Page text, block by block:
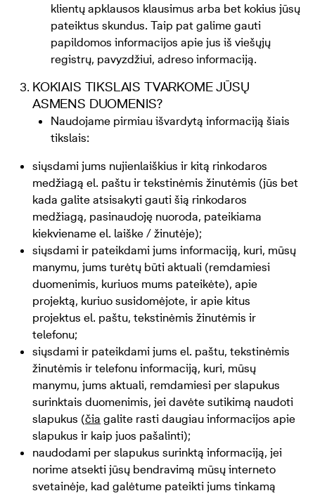
klientų apklausos klausimus arba bet kokius jūsų
pateiktus skundus. Taip pat galime gauti
papildomos informacijos apie jus iš viešųjų
registrų, pavyzdžiui, adreso informaciją.
KOKIAIS TIKSLAIS TVARKOME JŪSŲ
ASMENS DUOMENIS?
Naudojame pirmiau išvardytą informaciją šiais
tikslais:
siųsdami jums nujienlaiškius ir kitą rinkodaros
medžiagą el. paštu ir tekstinėmis žinutėmis (jūs bet
kada galite atsisakyti gauti šią rinkodaros
medžiagą, pasinaudoję nuoroda, pateikiama
kiekviename el. laiške / žinutėje);
siųsdami ir pateikdami jums informaciją, kuri, mūsų
manymu, jums turėtų būti aktuali (remdamiesi
duomenimis, kuriuos mums pateikėte), apie
projektą, kuriuo susidomėjote, ir apie kitus
projektus el. paštu, tekstinėmis žinutėmis ir
telefonu;
siųsdami ir pateikdami jums el. paštu, tekstinėmis
žinutėmis ir telefonu informaciją, kuri, mūsų
manymu, jums aktuali, remdamiesi per slapukus
surinktais duomenimis, jei davėte sutikimą naudoti
slapukus (čia galite rasti daugiau informacijos apie
slapukus ir kaip juos pašalinti);
naudodami per slapukus surinktą informaciją, jei
norime atsekti jūsų bendravimą mūsų interneto
svetainėje, kad galėtume pateikti jums tinkamą